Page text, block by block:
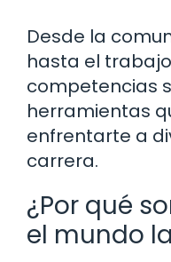
Desde la
hasta el
competencias
herramientas
enfrentarte a
carrera.
¿Por qué
el mundo